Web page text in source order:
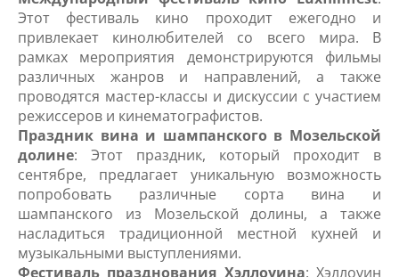
Этот фестиваль кино проходит ежегодно и
привлекает кинолюбителей со всего мира. В
рамках мероприятия демонстрируются фильмы
различных жанров и направлений, а также
проводятся мастер-классы и дискуссии с участием
режиссеров и кинематографистов.
Праздник вина и шампанского в Мозельской
долине: Этот праздник, который проходит в
сентябре, предлагает уникальную возможность
попробовать различные сорта вина и
шампанского из Мозельской долины, а также
насладиться традиционной местной кухней и
музыкальными выступлениями.
Фестиваль празднования Хэллоуина: Хэллоуин